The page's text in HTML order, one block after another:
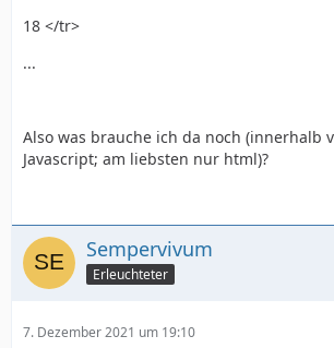
18 </tr>
...
Also was brauche ich da noch (innerhalb
Javascript; am liebsten nur html)?
Sempervivum
Erleuchteter
7. Dezember 2021 um 19:10